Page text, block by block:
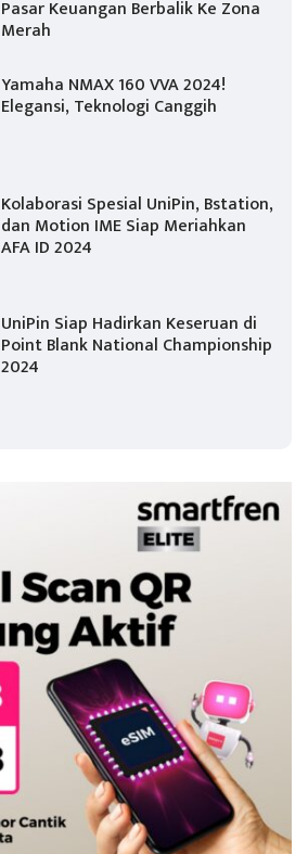
Pasar Keuangan Berbalik Ke Zona
Merah
Yamaha NMAX 160 VVA 2024!
Elegansi, Teknologi Canggih
Kolaborasi Spesial UniPin, Bstation,
dan Motion IME Siap Meriahkan
AFA ID 2024
UniPin Siap Hadirkan Keseruan di
Point Blank National Championship
2024